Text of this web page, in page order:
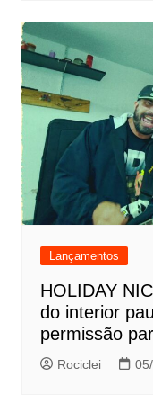
Lançamentos
HOLIDAY
do interior
permissão
Rociclei